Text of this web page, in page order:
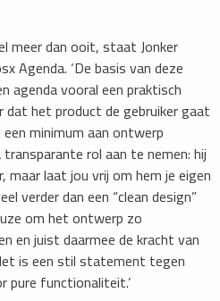
meer dan ooit, staat Jonker
Agenda. ‘De basis van deze
agenda vooral een praktisch
het product de gebruiker gaat
minimum aan ontwerp
rol aan te nemen: hij
maar laat jou vrij om hem je eigen
verder dan een “clean design”
om het ontwerp zo
en juist daarmee de kracht van
is een stil statement tegen
pure functionaliteit.’